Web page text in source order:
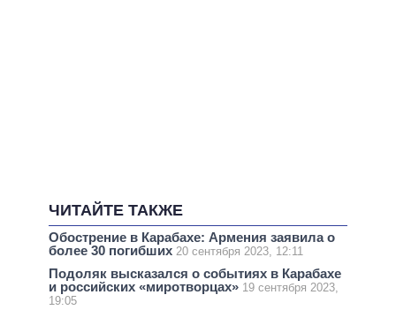
ЧИТАЙТЕ ТАКЖЕ
Обострение в Карабахе: Армения заявила о
более 30 погибших 20 сентября 2023, 12:11
Подоляк высказался о событиях в Карабахе
и российских «миротворцах» 19 сентября 2023,
19:05